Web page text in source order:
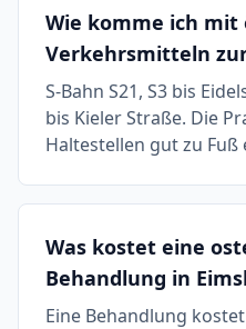
Wie komme ich
Verkehrsmitteln
S-Bahn S21, S3 bis
bis Kieler Straße. Die
Haltestellen gut zu Fuß
Was kostet eine
Behandlung in
Eine Behandlung